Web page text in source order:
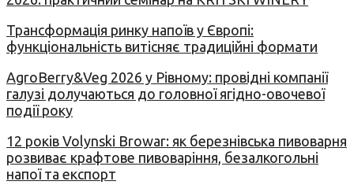
Трансформація ринку напоїв у Європі:
функціональність витісняє традиційні формати
AgroBerry&Veg 2026 у Рівному: провідні компанії
галузі долучаються до головної ягідно-овочевої
події року
12 років Volynski Browar: як березнівська пивоварня
розвиває крафтове пивоваріння, безалкогольні
напої та експорт